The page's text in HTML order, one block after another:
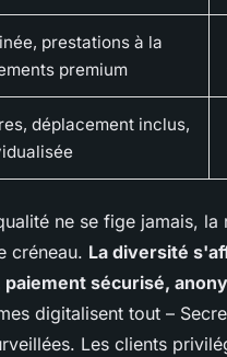
prestations à la
premium
déplacement inclus,
ne se fige jamais,
créneau. La diversité
sécurisé,
digitalisent tout –
Les clients